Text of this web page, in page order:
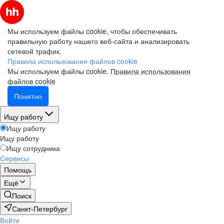
Мы используем файлы cookie, чтобы обеспечивать
правильную работу нашего веб-сайта и анализировать
сетевой трафик.
Правила использования файлов cookie
Мы используем файлы cookie. Правила использования
файлов cookie
Понятно
Ищу работу
Ищу работу
Ищу работу
Ищу сотрудника
Сервисы
Помощь
Ещё
Поиск
Санкт-Петербург
Войти